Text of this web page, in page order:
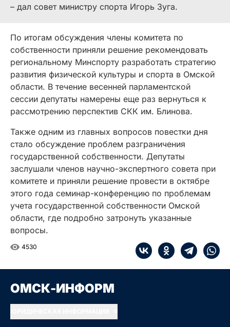
– дал совет министру спорта Игорь Зуга.
По итогам обсуждения члены комитета по
собственности приняли решение рекомендовать
региональному Минспорту разработать стратегию
развития физической культуры и спорта в Омской
области. В течение весенней парламентской
сессии депутаты намерены еще раз вернуться к
рассмотрению перспектив СКК им. Блинова.
Также одним из главных вопросов повестки дня
стало обсуждение проблем разграничения
государственной собственности. Депутаты
заслушали членов научно-экспертного совета при
комитете и приняли решение провести в октябре
этого года семинар-конференцию по проблемам
учета государственной собственности Омской
области, где подробно затронуть указанные
вопросы.
4530
ОМСК-ИНФОРМ